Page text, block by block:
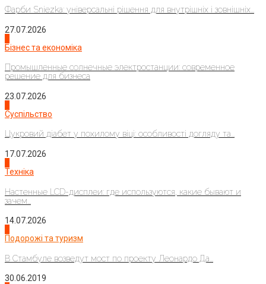
Фарби Sniezka: універсальні рішення для внутрішніх і зовнішніх...
27.07.2026
Бізнес та економіка
Промышленные солнечные электростанции: современное
решение для бизнеса
23.07.2026
Суспільство
Цукровий діабет у похилому віці: особливості догляду та...
17.07.2026
Техніка
Настенные LCD-дисплеи: где используются, какие бывают и
зачем...
14.07.2026
Подорожі та туризм
В Стамбуле возведут мост по проекту Леонардо Да...
30.06.2019